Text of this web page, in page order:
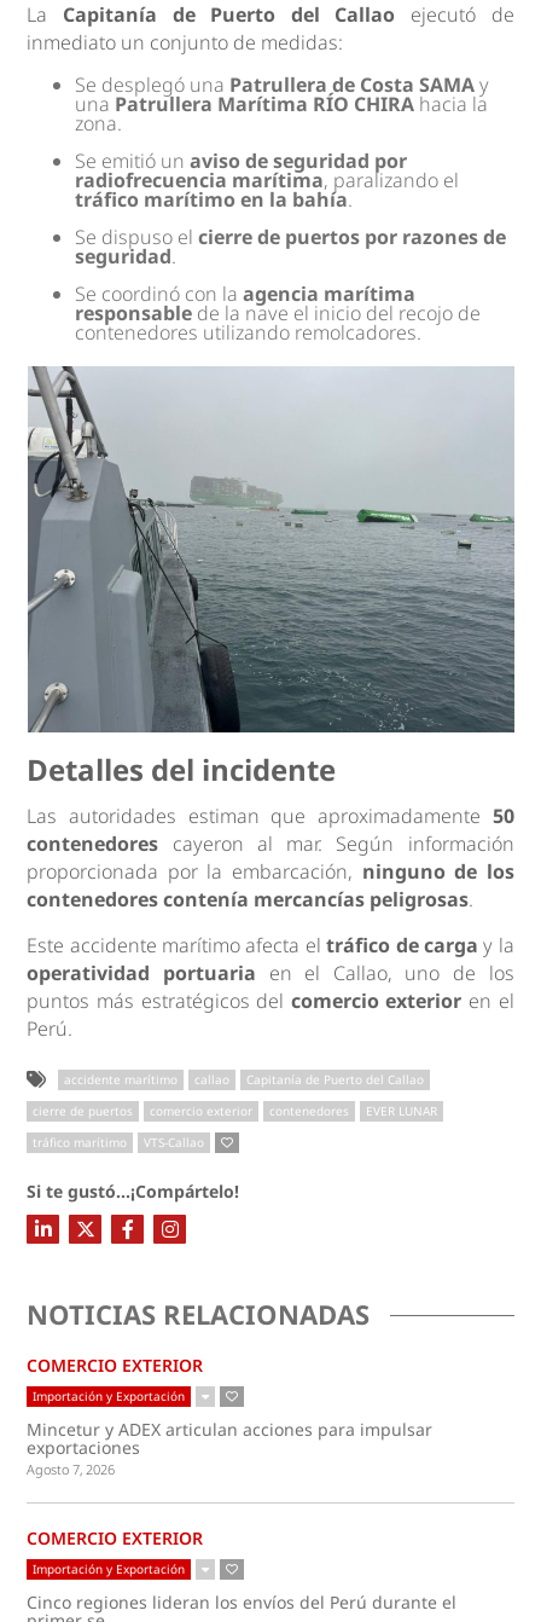
La Capitanía de Puerto del Callao ejecutó de
inmediato un conjunto de medidas:
Se desplegó una Patrullera de Costa SAMAy
una Patrullera Marítima RÍO CHIRA hacia la
zona.
Se emitió unaviso de seguridad por
radiofrecuencia marítima, paralizando el
tráfico marítimo en la bahía.
Se dispuso elcierre de puertos por razones de
seguridad.
Se coordinó con laagencia marítima
responsable de la nave el inicio del recojo de
contenedores utilizando remolcadores.
Detalles del incidente
Las autoridades estiman que aproximadamente 50
contenedores cayeron al mar. Según información
proporcionada por la embarcación, ninguno de los
contenedores contenía mercancías peligrosas.
Este accidente marítimo afecta eltráfico de carga y la
operatividad portuaria en el Callao, uno de los
puntos más estratégicos del comercio exterior en el
Perú.
accidente marítimo callao
Capitanía de Puerto del Callao
cierre de puertos
comercio exterior contenedores
EVER LUNAR
tráfico marítimo
VTS-Callao
Si te gustó...¡Compártelo!
NOTICIAS RELACIONADAS
COMERCIO EXTERIOR
Importación y Exportación
Mincetur y ADEX articulan acciones para impulsar
exportaciones
Agosto 7, 2026
COMERCIO EXTERIOR
Importación y Exportación
Cinco regiones lideran los envíos del Perú durante el